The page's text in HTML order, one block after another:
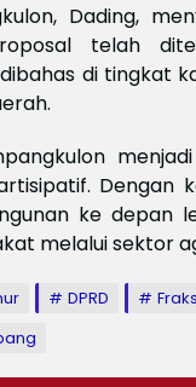
Dading,
telah
di tingkat
Dengan
ke depan
melalui sektor
DPRD